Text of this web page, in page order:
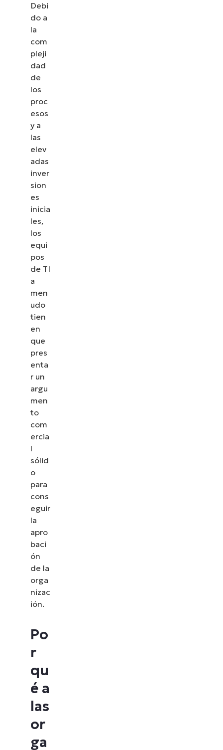
Debi
do a
la
com
pleji
dad
de
los
proc
esos
y a
las
elev
adas
inver
sion
es
inicia
les,
los
equi
pos
de TI
a
men
udo
tien
en
que
pres
enta
r un
argu
men
to
com
ercia
l
sólid
o
para
cons
eguir
la
apro
baci
ón
de la
orga
nizac
ión.
Po
r
qu
é a
las
or
ga
Descubre NinjaOne en
Explora nuestras demos bajo demanda y descubre